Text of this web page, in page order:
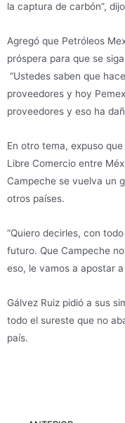
la captura de carbón”,
Agregó que Petróleos
próspera para que se
“Ustedes saben que
proveedores y hoy
proveedores y eso ha
En otro tema, expuso
Libre Comercio entre
Campeche se vuelva un
otros países.
“Quiero decirles, con
futuro. Que Campeche
eso, le vamos a apostar
Gálvez Ruiz pidió a sus
todo el sureste que no
país.